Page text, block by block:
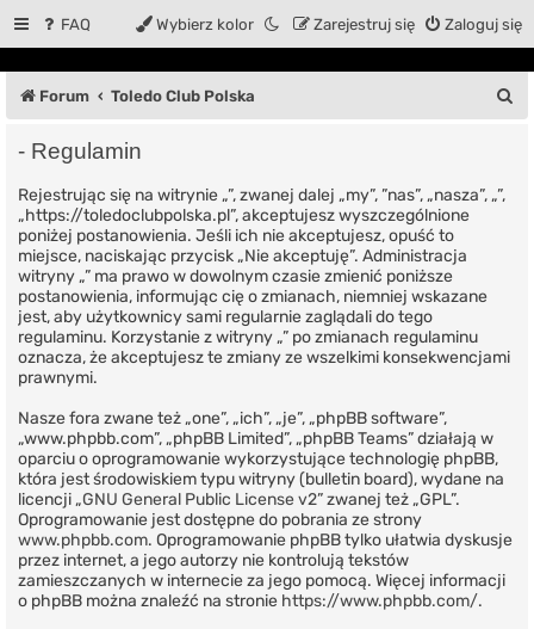
FAQ Zaloguj się
Zarejestruj się
Wybierz kolor
Forum Toledo Club Polska
- Regulamin
Rejestrując się na witrynie „”, zwanej dalej „my”, ”nas”, „nasza”, „”,
„https://toledoclubpolska.pl”, akceptujesz wyszczególnione
poniżej postanowienia. Jeśli ich nie akceptujesz, opuść to
miejsce, naciskając przycisk „Nie akceptuję”. Administracja
witryny „” ma prawo w dowolnym czasie zmienić poniższe
postanowienia, informując cię o zmianach, niemniej wskazane
jest, aby użytkownicy sami regularnie zaglądali do tego
regulaminu. Korzystanie z witryny „” po zmianach regulaminu
oznacza, że akceptujesz te zmiany ze wszelkimi konsekwencjami
prawnymi.
Nasze fora zwane też „one”, „ich”, „je”, „phpBB software”,
„www.phpbb.com”, „phpBB Limited”, „phpBB Teams” działają w
oparciu o oprogramowanie wykorzystujące technologię phpBB,
która jest środowiskiem typu witryny (bulletin board), wydane na
licencji „GNU General Public License v2” zwanej też „GPL”.
Oprogramowanie jest dostępne do pobrania ze strony
www.phpbb.com. Oprogramowanie phpBB tylko ułatwia dyskusje
przez internet, a jego autorzy nie kontrolują tekstów
zamieszczanych w internecie za jego pomocą. Więcej informacji
o phpBB można znaleźć na stronie https://www.phpbb.com/.